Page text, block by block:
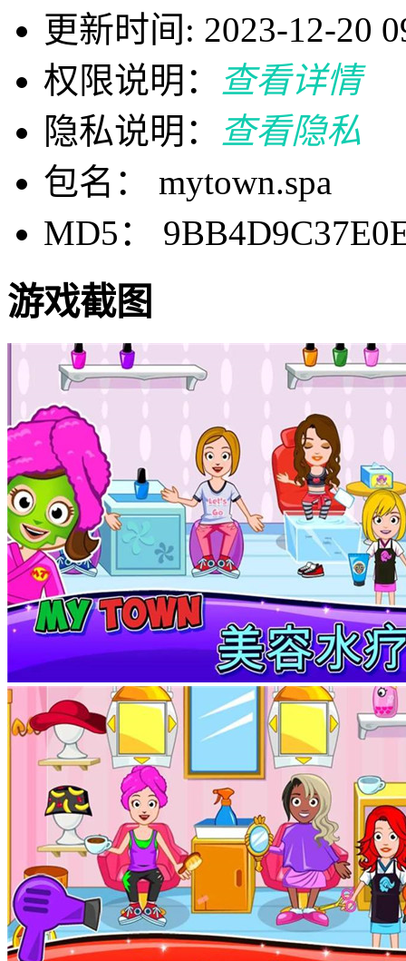
更新时间: 2023-12-20
权限说明：
查看详情
隐私说明：
查看隐私
包名： mytown.spa
MD5：
游戏截图